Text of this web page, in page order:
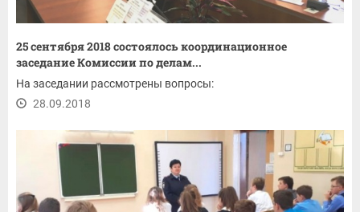
25 сентября 2018 состоялось координационное
заседание Комиссии по делам...
На заседании рассмотрены вопросы:
28.09.2018